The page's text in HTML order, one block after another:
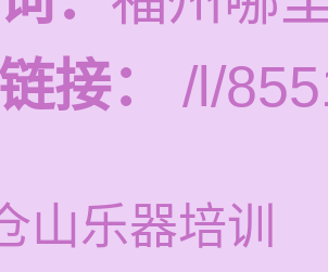
接：
/l/
山乐器培训